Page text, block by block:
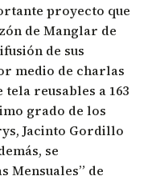
proyecto que
de Manglar de
de sus
medio de charlas
reusables a 163
grado de los
Jacinto Gordillo
se
Mensuales” de